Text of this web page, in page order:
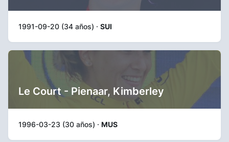
1991-09-20 (34 años) · SUI
Le Court - Pienaar, Kimberley
1996-03-23 (30 años) · MUS